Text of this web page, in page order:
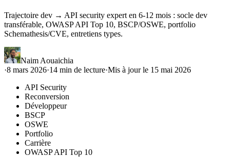
Trajectoire dev → API security expert en 6-12 mois : socle dev
transférable, OWASP API Top 10, BSCP/OSWE, portfolio
Schemathesis/CVE, entretiens types.
Naim Aouaichia
·8 mars 2026·14 min de lecture·Mis à jour le 15 mai 2026
API Security
Reconversion
Développeur
BSCP
OSWE
Portfolio
Carrière
OWASP API Top 10